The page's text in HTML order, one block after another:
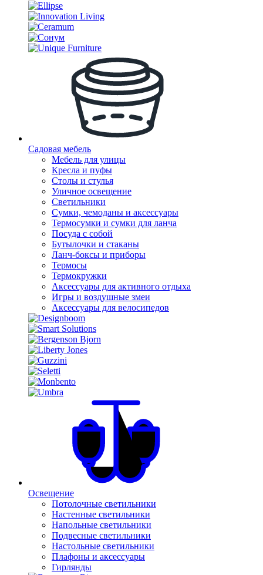
Садовая мебель
Мебель для улицы
Кресла и пуфы
Столы и стулья
Уличное освещение
Светильники
Сумки, чемоданы и аксессуары
Термосумки и сумки для ланча
Посуда с собой
Бутылочки и стаканы
Ланч-боксы и приборы
Термосы
Термокружки
Аксессуары для активного отдыха
Игры и воздушные змеи
Аксессуары для велосипедов
Освещение
Потолочные светильники
Настенные светильники
Напольные светильники
Подвесные светильники
Настольные светильники
Плафоны и аксессуары
Гирлянды